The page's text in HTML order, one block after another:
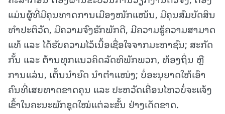
ແມ່ນຜູ້ທີ່ມີຄຸນທາດການເມືອງໜັກແໜ້ນ, ມີຄຸນສົມບັດສິນ
ທໍາປະຕິວັດ, ມີຄວາມຈົງຮັກພັກດີ, ມີຄວາມຮູ້ຄວາມສາມາດ
ແທ້ ແລະ ໄດ້ຮັບຄວາມໄວ້ເນື້ອເຊື່ອໃຈຈາກມະຫາຊົນ; ສະກັດ
ກັ້ນ ແລະ ຕ້ານທຸກແນວຄິດລັດທິພັກພວກ, ທ້ອງຖິ່ນ ຫຼື
ການແລ່ນ, ເຕັ້ນນຳຍົດ ນຳຕຳແໜ່ງ; ບໍ່ອະນຸຍາດໃຫ້ເອົາ
ຄົນທີ່ເສຍທາດຂາດຄຸນ ແລະ ປະຫວັດເຄື່ອນໄຫວບໍ່ຈະແຈ້ງ
ເຂົ້າໃນຄະນະພັກຊຸດໃໝ່ແຕ່ລະຂັ້ນ ຢ່າງເດັດຂາດ.